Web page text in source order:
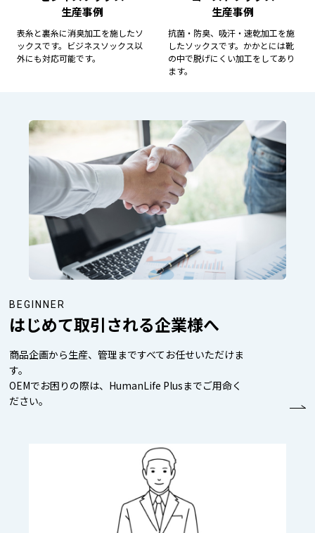
生産事例
表糸と裏糸に消臭加工を施したソ
ックスです。ビジネスソックス以
外にも対応可能です。
生産事例
抗菌・防臭、吸汗・速乾加工を施
したソックスです。かかとには靴
の中で脱げにくい加工をしてあり
ます。
BEGINNER
はじめて取引される企業様へ
商品企画から生産、管理まですべてお任せいただけま
す。
OEMでお困りの際は、HumanLife Plusまでご用命く
ださい。